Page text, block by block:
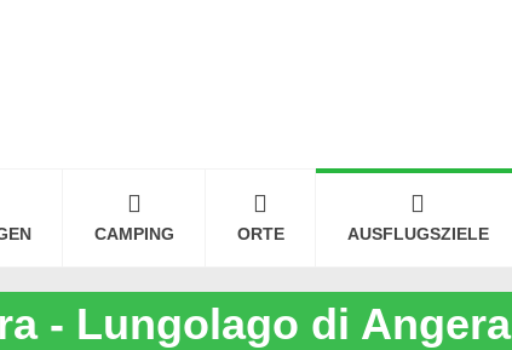
CAMPING ORTE AUSFLUGSZIELE
- Lungolago di Angera